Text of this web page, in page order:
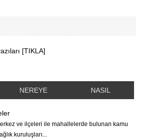
[TIKLA]
NEREYE NASIL
ve ilçeleri ile mahallelerde bulunan kamu
kuruluşları...